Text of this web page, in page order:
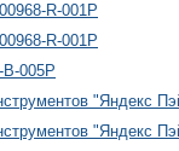
R-001P
R-001P
005P
"Яндекс
"Яндекс